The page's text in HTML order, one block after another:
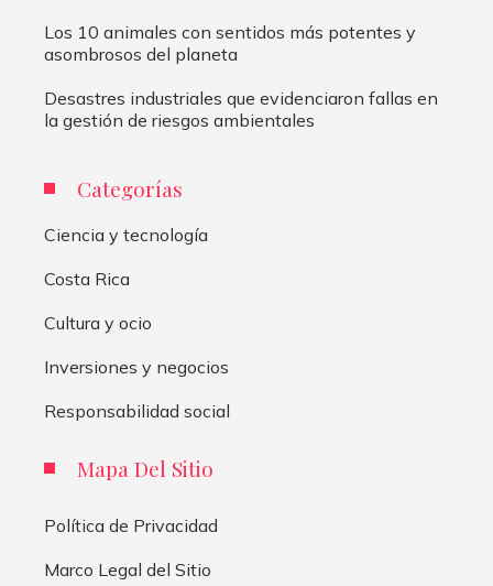
Los 10 animales con sentidos más potentes y
asombrosos del planeta
Desastres industriales que evidenciaron fallas en
la gestión de riesgos ambientales
Categorías
Ciencia y tecnología
Costa Rica
Cultura y ocio
Inversiones y negocios
Responsabilidad social
Mapa Del Sitio
Política de Privacidad
Marco Legal del Sitio